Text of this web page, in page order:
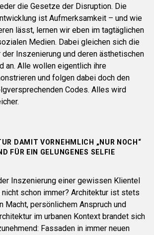
die Gesetze der Disruption. Die
ist Aufmerksamkeit – und wie
lässt, lernen wir eben im tagtäglichen
Medien. Dabei gleichen sich die
Inszenierung und deren ästhetischen
an. Alle wollen eigentlich ihre
und folgen dabei doch den
Codes. Alles wird
DAMIT VORNEHMLICH „NUR NOCH“
FÜR EIN GELUNGENES SELFIE
Inszenierung einer gewissen Klientel
schon immer? Architektur ist stets
Macht, persönlichem Anspruch und
im urbanen Kontext brandet sich
Fassaden in immer neuen